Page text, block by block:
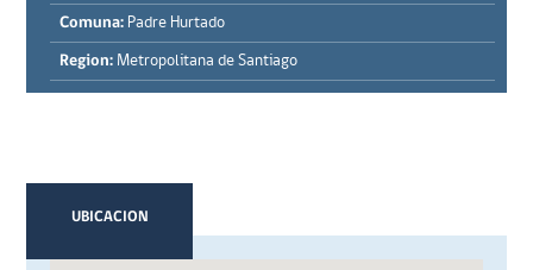
Comuna: Padre Hurtado
Region: Metropolitana de Santiago
UBICACION